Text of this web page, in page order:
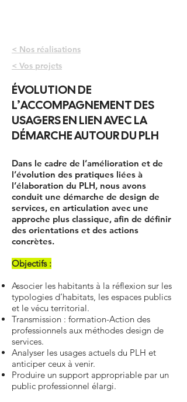
< Nos réalisations
< Vos projets
ÉVOLUTION DE
L’ACCOMPAGNEMENT DES
USAGERS EN LIEN AVEC LA
DÉMARCHE AUTOUR DU PLH
​Dans le cadre de l’amélioration et de
l’évolution des pratiques liées à
l’élaboration du PLH, nous avons
conduit une démarche de design de
services, en articulation avec une
approche plus classique, afin de définir
des orientations et des actions
concrètes.
Objectifs :
Associer les habitants à la réflexion sur les
typologies d’habitats, les espaces publics
et le vécu territorial.
Transmission : formation-Action des
professionnels aux méthodes design de
services.
Analyser les usages actuels du PLH et
anticiper ceux à venir.
Produire un support appropriable par un
public professionnel élargi.